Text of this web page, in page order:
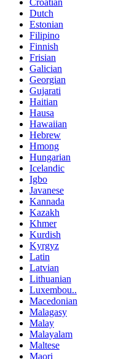
Croatian
Dutch
Estonian
Filipino
Finnish
Frisian
Galician
Georgian
Gujarati
Haitian
Hausa
Hawaiian
Hebrew
Hmong
Hungarian
Icelandic
Igbo
Javanese
Kannada
Kazakh
Khmer
Kurdish
Kyrgyz
Latin
Latvian
Lithuanian
Luxembou..
Macedonian
Malagasy
Malay
Malayalam
Maltese
Maori